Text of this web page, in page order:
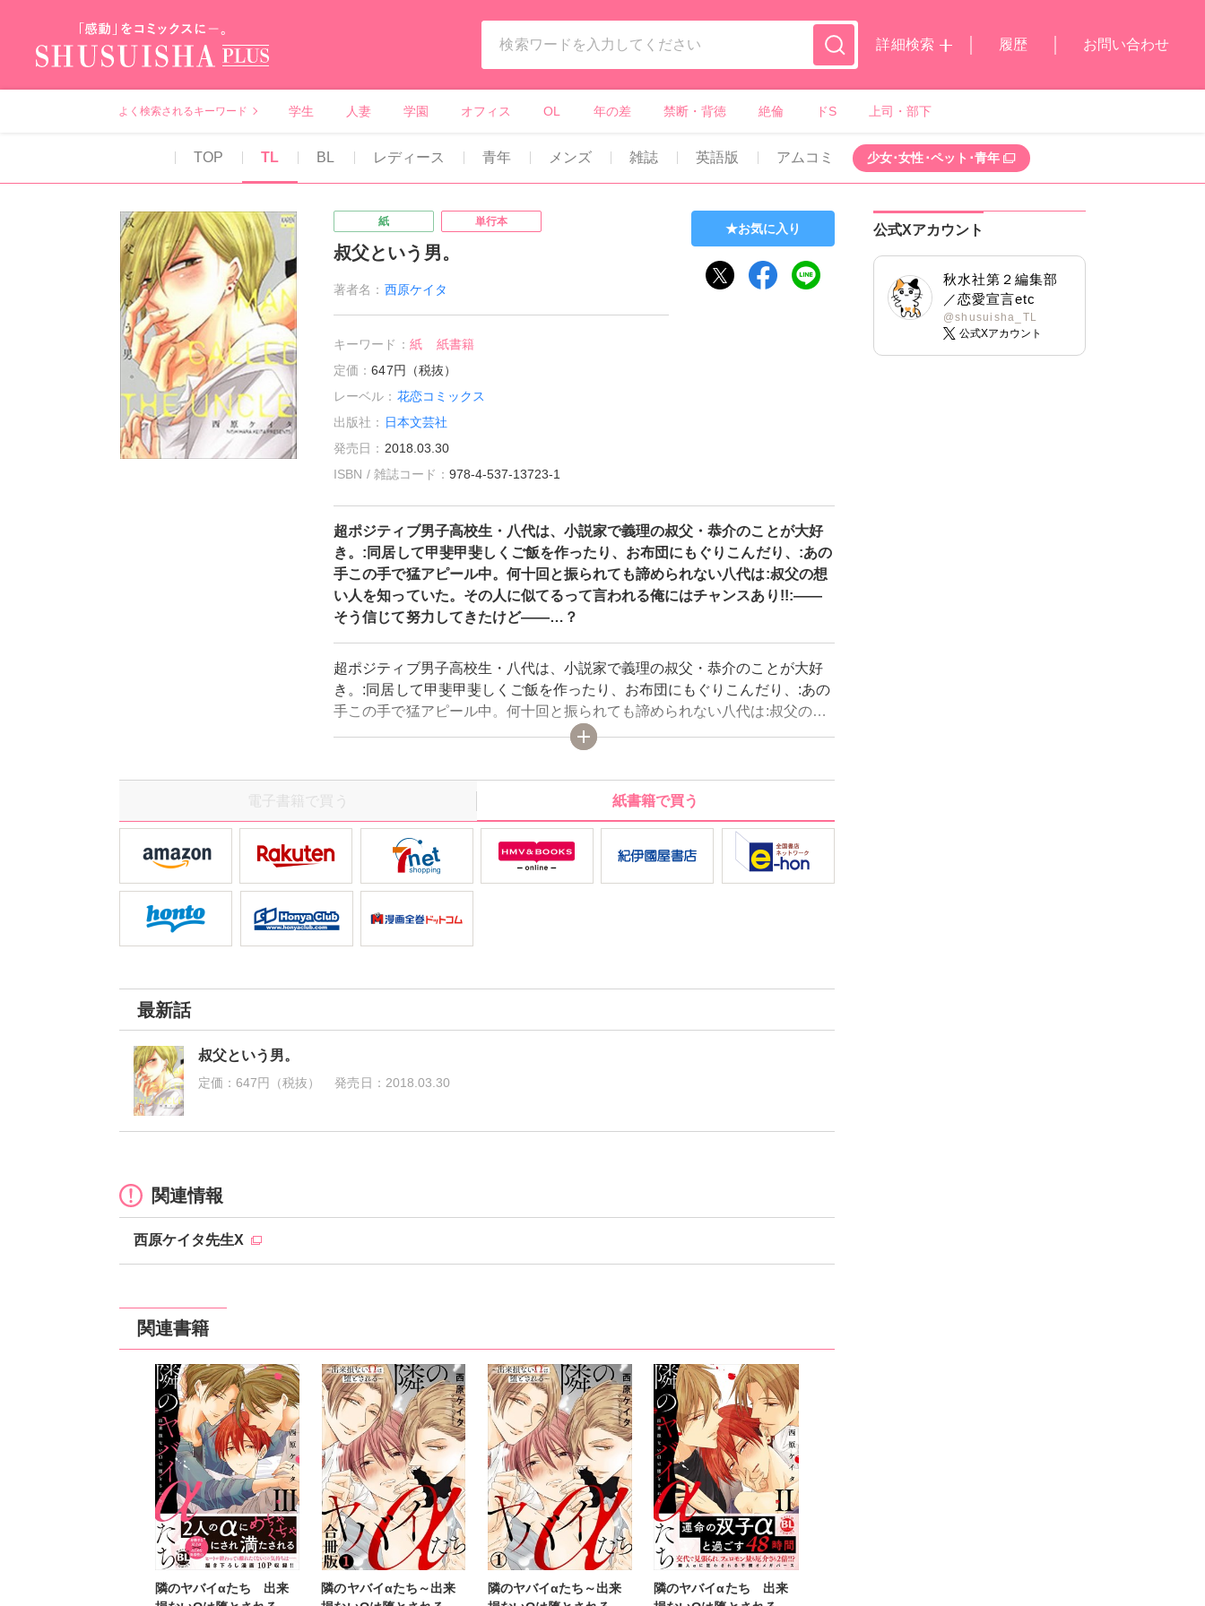
詳細検索
履歴 お問い合わせ
よく検索されるキーワード 学生 人妻 学園 オフィス OL 年の差 禁断・背徳 絶倫 ドS 上司・部下
TOP TL BL レディース 青年 メンズ 雑誌 英語版 アムコミ 少女･女性･ペット･青年
紙 単行本
叔父という男。
著者名： 西原ケイタ
キーワード： 紙
紙書籍
定価：647円（税抜）
レーベル： 花恋コミックス
出版社： 日本文芸社
発売日： 2018.03.30
ISBN / 雑誌コード： 978-4-537-13723-1
お気に入り
超ポジティブ男子高校生・八代は、小説家で義理の叔父・恭介のことが大好
き。:同居して甲斐甲斐しくご飯を作ったり、お布団にもぐりこんだり、:あの
手この手で猛アピール中。何十回と振られても諦められない八代は:叔父の想
い人を知っていた。その人に似てるって言われる俺にはチャンスあり!!:――
そう信じて努力してきたけど――…？
超ポジティブ男子高校生・八代は、小説家で義理の叔父・恭介のことが大好
き。:同居して甲斐甲斐しくご飯を作ったり、お布団にもぐりこんだり、:あの
手この手で猛アピール中。何十回と振られても諦められない八代は:叔父の想
い人を知っていた。その人に似てるって言われる俺にはチャンスあり!!:――そ
電子書籍で買う 紙書籍で買う
最新話
叔父という男。
定価：647円（税抜） 発売日： 2018.03.30
関連情報
西原ケイタ先生X
関連書籍
隣のヤバイαたち 出来
隣のヤバイαたち～出来
隣のヤバイαたち～出来
隣のヤバイαたち 出来
公式Xアカウント
秋水社第２編集部
／恋愛宣言etc
@shusuisha_TL
公式Xアカウント